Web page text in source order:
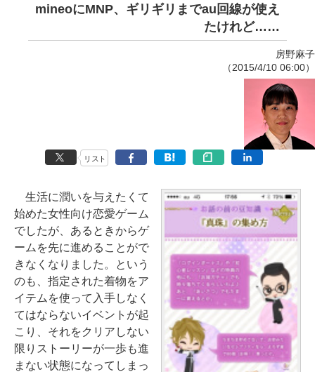
mineoにMNP、ギリギリまでau回線が使え
たけれど……
房野麻子
（2015/4/10 06:00）
リスト
生活に潤いを与えたくて
始めた女性向け恋愛ゲーム
でしたが、あるときからゲ
ームを先に進めることがで
きなくなりました。という
のも、指定された着物をア
イテムを使って入手しなく
てはならないイベントが起
こり、それをクリアしない
限りストーリーが一歩も進
まない状態になってしまっ